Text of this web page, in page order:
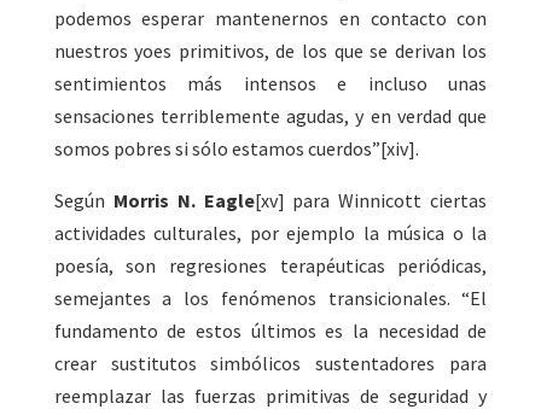
podemos esperar mantenernos en contacto con
nuestros yoes primitivos, de los que se derivan los
sentimientos más intensos e incluso unas
sensaciones terriblemente agudas, y en verdad que
somos pobres si sólo estamos cuerdos”[xiv].
Según Morris N. Eagle[xv] para Winnicott ciertas
actividades culturales, por ejemplo la música o la
poesía, son regresiones terapéuticas periódicas,
semejantes a los fenómenos transicionales. “El
fundamento de estos últimos es la necesidad de
crear sustitutos simbólicos sustentadores para
reemplazar las fuerzas primitivas de seguridad y